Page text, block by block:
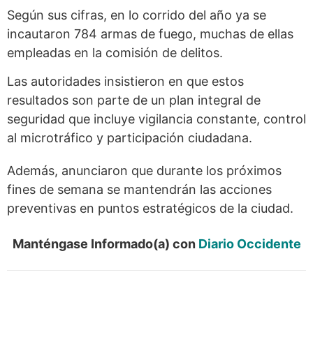
Según sus cifras, en lo corrido del año ya se
incautaron 784 armas de fuego, muchas de ellas
empleadas en la comisión de delitos.
Las autoridades insistieron en que estos
resultados son parte de un plan integral de
seguridad que incluye vigilancia constante, control
al microtráfico y participación ciudadana.
Además, anunciaron que durante los próximos
fines de semana se mantendrán las acciones
preventivas en puntos estratégicos de la ciudad.
Manténgase Informado(a) con Diario Occidente